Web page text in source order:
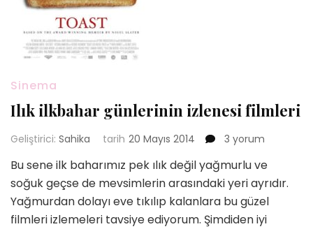
Sinema
Ilık ilkbahar günlerinin izlenesi filmleri
Geliştirici: Sahika tarih 20 Mayıs 2014
Ilık
günlerinin
izlenesi
filmleri
için
3 yorum
Bu sene ilk baharımız pek ılık değil yağmurlu ve
soğuk geçse de mevsimlerin arasındaki yeri ayrıdır.
Yağmurdan dolayı eve tıkılıp kalanlara bu güzel
filmleri izlemeleri tavsiye ediyorum. Şimdiden iyi